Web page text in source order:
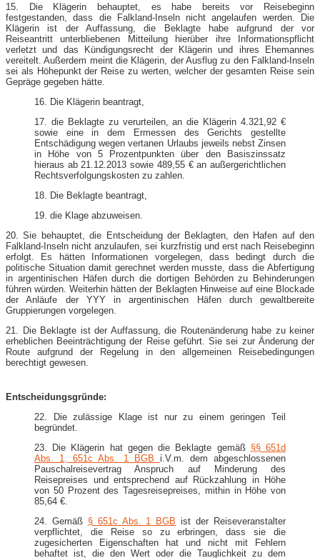
15. Die Klägerin behauptet, es habe bereits vor Reisebeginn
festgestanden, dass die Falkland-Inseln nicht angelaufen werden. Die
Klägerin ist der Auffassung, die Beklagte habe aufgrund der vor
Reiseantritt unterbliebenen Mitteilung hierüber ihre Informationspflicht
verletzt und das Kündigungsrecht der Klägerin und ihres Ehemannes
vereitelt. Außerdem meint die Klägerin, der Ausflug zu den Falkland-Inseln
sei als Höhepunkt der Reise zu werten, welcher der gesamten Reise sein
Gepräge gegeben hätte.
16. Die Klägerin beantragt,
17. die Beklagte zu verurteilen, an die Klägerin 4.321,92 €
sowie eine in dem Ermessen des Gerichts gestellte
Entschädigung wegen vertanen Urlaubs jeweils nebst Zinsen
in Höhe von 5 Prozentpunkten über den Basiszinssatz
hieraus ab 21.12.2013 sowie 489,55 € an außergerichtlichen
Rechtsverfolgungskosten zu zahlen.
18. Die Beklagte beantragt,
19. die Klage abzuweisen.
20. Sie behauptet, die Entscheidung der Beklagten, den Hafen auf den
Falkland-Inseln nicht anzulaufen, sei kurzfristig und erst nach Reisebeginn
erfolgt. Es hätten Informationen vorgelegen, dass bedingt durch die
politische Situation damit gerechnet werden musste, dass die Abfertigung
in argentinischen Häfen durch die dortigen Behörden zu Behinderungen
führen würden. Weiterhin hätten der Beklagten Hinweise auf eine Blockade
der Anläufe der YYY in argentinischen Häfen durch gewaltbereite
Gruppierungen vorgelegen.
21. Die Beklagte ist der Auffassung, die Routenänderung habe zu keiner
erheblichen Beeinträchtigung der Reise geführt. Sie sei zur Änderung der
Route aufgrund der Regelung in den allgemeinen Reisebedingungen
berechtigt gewesen.
Entscheidungsgründe:
22. Die zulässige Klage ist nur zu einem geringen Teil
begründet.
23. Die Klägerin hat gegen die Beklagte gemäß §§ 651d
Abs. 1, 651c Abs. 1 BGB i.V.m. dem abgeschlossenen
Pauschalreisevertrag Anspruch auf Minderung des
Reisepreises und entsprechend auf Rückzahlung in Höhe
von 50 Prozent des Tagesreisepreises, mithin in Höhe von
85,64 €.
24. Gemäß § 651c Abs. 1 BGB ist der Reiseveranstalter
verpflichtet, die Reise so zu erbringen, dass sie die
zugesicherten Eigenschaften hat und nicht mit Fehlern
behaftet ist, die den Wert oder die Tauglichkeit zu dem